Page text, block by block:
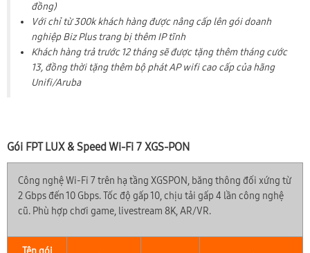
đồng)
Với chỉ từ 300k khách hàng được nâng cấp lên gói doanh
nghiệp Biz Plus trang bị thêm IP tĩnh
Khách hàng trả trước 12 tháng sẽ được tặng thêm tháng cước
13, đồng thời tặng thêm bộ phát AP wifi cao cấp của hãng
Unifi/Aruba
Gói FPT LUX & Speed Wi-Fi 7 XGS-PON
Công nghệ Wi-Fi 7 trên hạ tầng XGSPON, băng thông đối xứng từ
2 Gbps đến 10 Gbps. Tốc độ gấp 10, chịu tải gấp 4 lần công nghệ
cũ. Phù hợp chơi game, livestream 8K, AR/VR.